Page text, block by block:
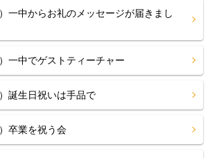
一中からお礼のメッセージが届きまし
一中でゲストティーチャー
誕生日祝いは手品で
卒業を祝う会